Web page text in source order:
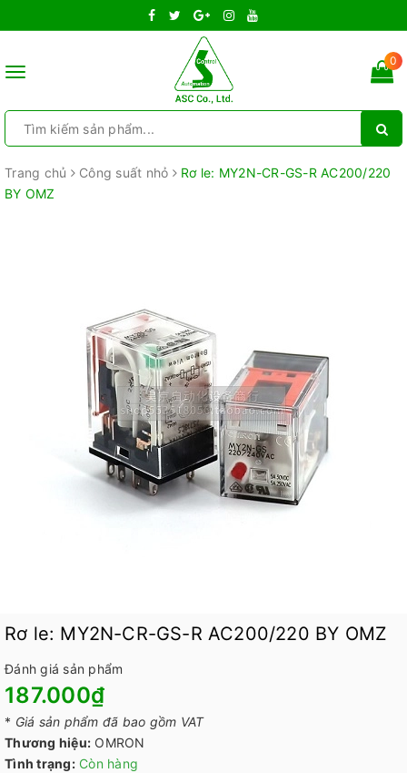
Toggle
0
Trang chủ Công suất nhỏ
Rơ le: MY2N-CR-GS-R AC200/220
BY OMZ
Rơ le: MY2N-CR-GS-R AC200/220 BY OMZ
Đánh giá sản phẩm
187.000₫
* Giá sản phẩm đã bao gồm VAT
Thương hiệu: OMRON
Tình trạng: Còn hàng